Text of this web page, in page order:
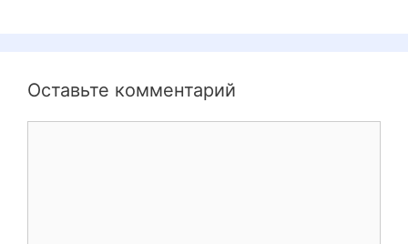
Оставьте комментарий